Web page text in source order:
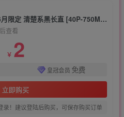
狐洛洛子 Vol.008 24年06月限定 清楚系黑长直 [40P-750MB]
查看
￥ 2
皇冠会员 免费
立即购买
录！建议登陆后购买，可保存购买订单